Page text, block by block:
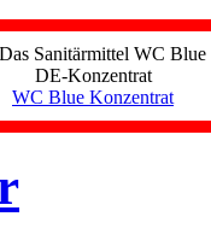
WC Blue Konzentrat